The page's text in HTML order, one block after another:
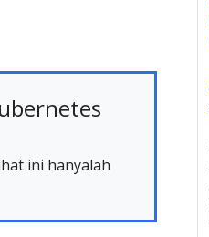
ini hanyalah